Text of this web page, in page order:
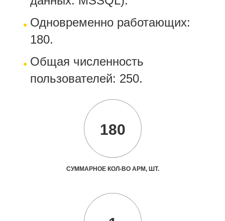
Одновременно работающих:
180.
Общая численность
пользователей: 250.
180
СУММАРНОЕ КОЛ-ВО АРМ, ШТ.